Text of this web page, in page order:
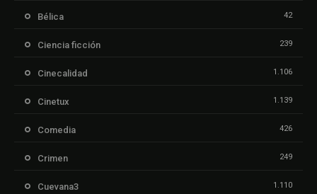
Bélica 42
Ciencia ficción 239
Cinecalidad 1.106
Cinetux 1.139
Comedia 426
Crimen 249
Cuevana3 1.110